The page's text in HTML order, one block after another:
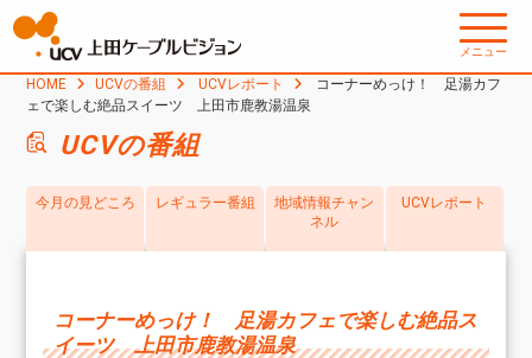
メニュー
HOME UCVの番組 UCVレポート
コーナーめっけ！ 足湯カフ
ェで楽しむ絶品スイーツ 上田市鹿教湯温泉
UCVの番組
今月の見どころ レギュラー番組
地域情報チャン
ネル
UCVレポート
コーナーめっけ！ 足湯カフェで楽しむ絶品ス
イーツ 上田市鹿教湯温泉